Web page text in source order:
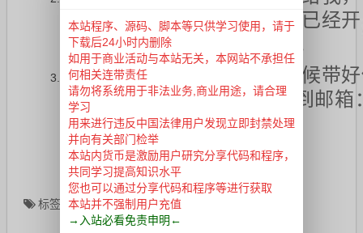
务端的小伙伴，然后我们上已经
意思，大家一起玩才有意思。
建议，大家发送服务端的时候带
的QQ号或者微信号，发送到邮
信。
标签： 传奇私服漏洞 管理权限
本站程序、源码、脚本等只供学习使用，请于
下载后24小时内删除
如用于商业活动与本站无关，本网站不承担任
何相关连带责任
请勿将系统用于非法业务,商业用途，请合理
学习
用来进行违反中国法律用户发现立即封禁处理
并向有关部门检举
本站内货币是激励用户研究分享代码和程序，
共同学习提高知识水平
您也可以通过分享代码和程序等进行获取
本站并不强制用户充值
→入站必看免责申明←